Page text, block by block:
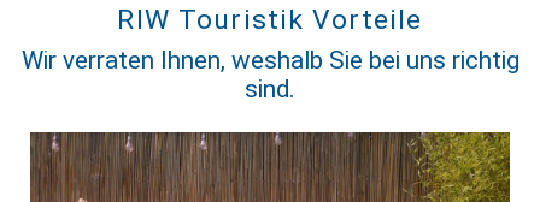
RIW Touristik Vorteile
Wir verraten Ihnen, weshalb Sie bei uns richtig
sind.